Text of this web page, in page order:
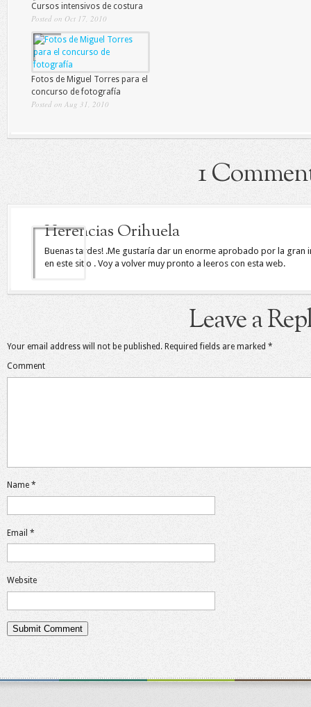
Cursos intensivos de costura
Posted on Oct 17, 2010
Fotos de Miguel Torres para el
concurso de fotografía
Posted on Aug 31, 2010
1
Herencias Orihuela
Buenas tardes! .Me gustaría dar un enorme aprobado por la gran
en este sitio . Voy a volver muy pronto a leeros con esta web.
Leave a
Your email address will not be published. Required fields are marked *
Comment
Name *
Email *
Website